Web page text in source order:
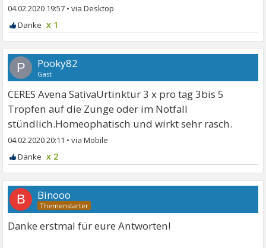
04.02.2020 19:57 •
x 1
P Pooky82
Gast
CERES Avena SativaUrtinktur 3 x pro tag 3bis 5
Tropfen auf die Zunge oder im Notfall
stündlich.Homeophatisch und wirkt sehr rasch.
04.02.2020 20:11 •
x 2
B Binooo
Danke erstmal für eure Antworten!